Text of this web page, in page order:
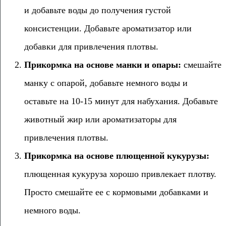
и добавьте воды до получения густой
консистенции. Добавьте ароматизатор или
добавки для привлечения плотвы.
Прикормка на основе манки и опары: смешайте
манку с опарой, добавьте немного воды и
оставьте на 10-15 минут для набухания. Добавьте
животный жир или ароматизаторы для
привлечения плотвы.
Прикормка на основе плющенной кукурузы:
плющенная кукуруза хорошо привлекает плотву.
Просто смешайте ее с кормовыми добавками и
немного воды.